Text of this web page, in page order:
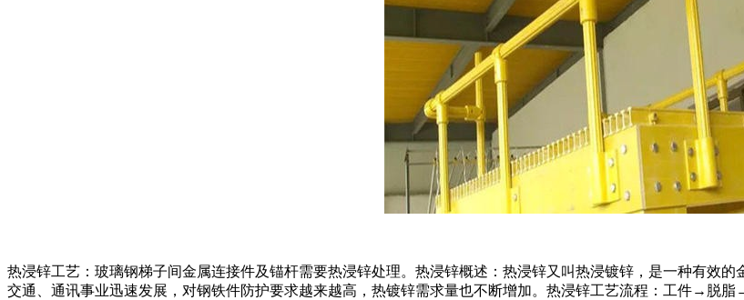
热浸锌工艺：玻璃钢梯子间金属连接件及锚杆需要热浸锌处理。热浸锌概述：热浸锌又叫热浸镀锌，是一种有效
交通、通讯事业迅速发展，对钢铁件防护要求越来越高，热镀锌需求量也不断增加。热浸锌工艺流程：工